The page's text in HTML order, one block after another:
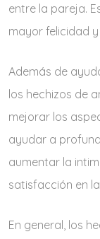
entre la pareja.
mayor felicidad
Además de
los hechizos de
mejorar los
ayudar a
aumentar la
satisfacción en
En general, los